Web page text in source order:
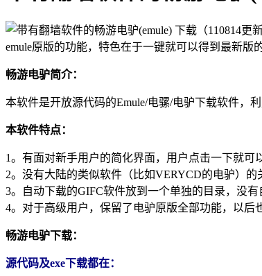
emule原版的功能，特色在于一键就可以得到最新版
畅游电驴简介：
本软件是开放源代码的Emule/电骡/电驴下载软件，
本软件特点：
1。有面对新手用户的简化界面，用户点击一下就可
2。没有大陆的类似软件（比如VERYCD的电驴）
3。自动下载的GIFC软件放到一个单独的目录，没
4。对于高级用户，保留了电驴原版全部功能，以后
畅游电驴下载：
源代码及exe下载都在：